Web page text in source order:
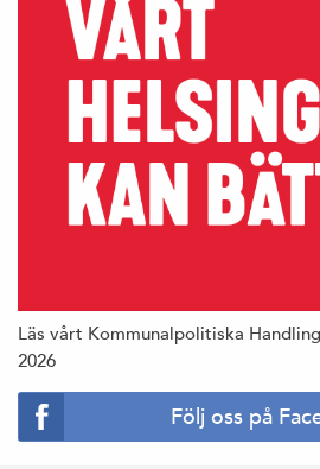
Läs vårt Kommunalpolitiska
2026
Följ oss på